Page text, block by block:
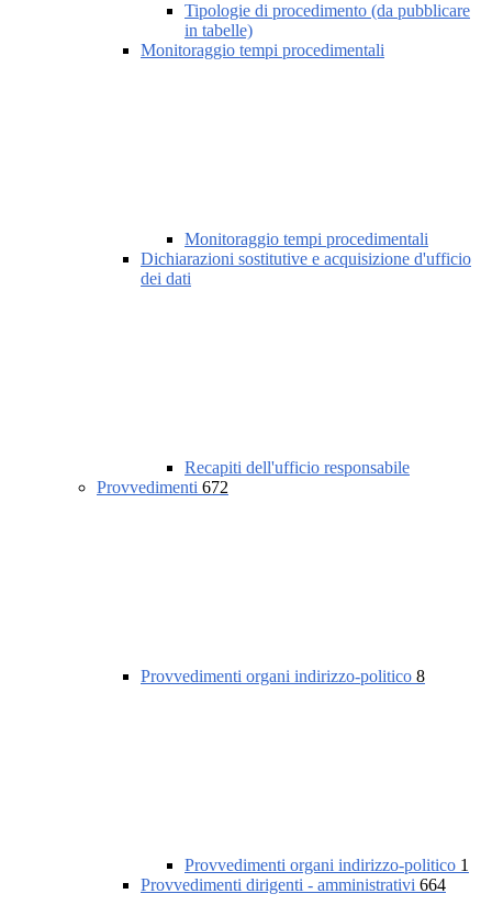
Tipologie di procedimento (da pubblicare
in tabelle)
Monitoraggio tempi procedimentali
Monitoraggio tempi procedimentali
Dichiarazioni sostitutive e acquisizione d'ufficio
dei dati
Recapiti dell'ufficio responsabile
Provvedimenti 672
Provvedimenti organi indirizzo-politico 8
Provvedimenti organi indirizzo-politico 1
Provvedimenti dirigenti - amministrativi 664